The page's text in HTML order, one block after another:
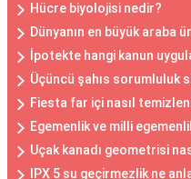
Hücre biyolojisi nedir?
Dünyanın en büyük araba
İpotekte hangi kanun
Üçüncü şahıs sorumluluk
Fiesta far içi nasıl
Egemenlik ve milli
Uçak kanadı geometrisi
IPX 5 su geçirmezlik ne